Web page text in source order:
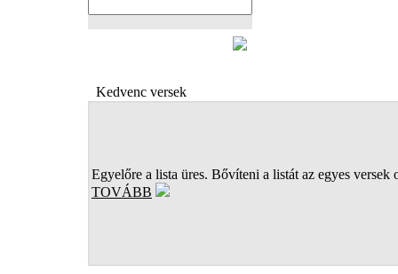
Kedvenc versek
Egyelőre a lista üres. Bővíteni a listát az egyes versek
TOVÁBB